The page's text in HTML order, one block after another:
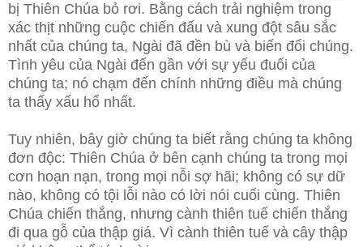
bị Thiên Chúa bỏ rơi. Bằng cách trải nghiệm trong
xác thịt những cuộc chiến đấu và xung đột sâu sắc
nhất của chúng ta, Ngài đã đền bù và biến đổi chúng.
Tình yêu của Ngài đến gần với sự yếu đuối của
chúng ta; nó chạm đến chính những điều mà chúng
ta thấy xấu hổ nhất.
Tuy nhiên, bây giờ chúng ta biết rằng chúng ta không
đơn độc: Thiên Chúa ở bên cạnh chúng ta trong mọi
cơn hoạn nạn, trong mọi nỗi sợ hãi; không có sự dữ
nào, không có tội lỗi nào có lời nói cuối cùng. Thiên
Chúa chiến thắng, nhưng cành thiên tuế chiến thắng
đi qua gỗ của thập giá. Vì cành thiên tuế và cây thập